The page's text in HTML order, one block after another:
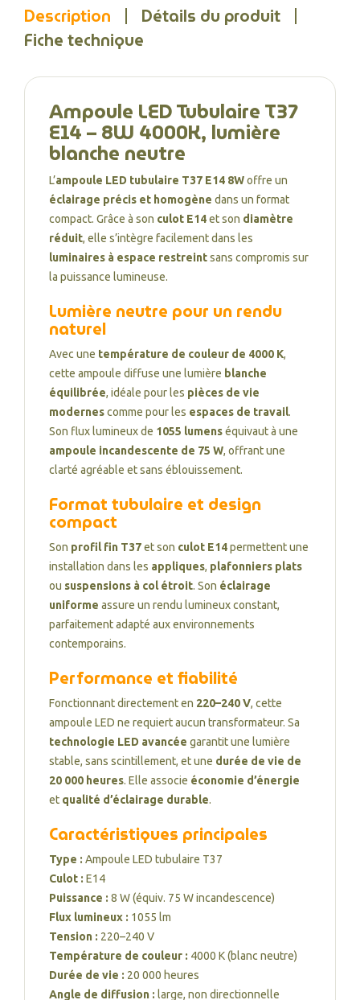
Description
Détails du produit
Fiche technique
Ampoule LED Tubulaire T37
E14 – 8W 4000K, lumière
blanche neutre
L’ampoule LED tubulaire T37 E14 8Woffre un
éclairage précis et homogène dans un format
compact. Grâce à son culot E14et son diamètre
réduit, elle s’intègre facilement dans les
luminaires à espace restreintsans compromis sur
la puissance lumineuse.
Lumière neutre pour un rendu
naturel
Avec une température de couleur de 4000 K,
cette ampoule diffuse une lumière blanche
équilibrée, idéale pour les pièces de vie
modernescomme pour les espaces de travail.
Son flux lumineux de 1055 lumenséquivaut à une
ampoule incandescente de 75 W, offrant une
clarté agréable et sans éblouissement.
Format tubulaire et design
compact
Son profil fin T37et son culot E14permettent une
installation dans les appliques, plafonniers plats
ou suspensions à col étroit. Son éclairage
uniforme assure un rendu lumineux constant,
parfaitement adapté aux environnements
contemporains.
Performance et fiabilité
Fonctionnant directement en 220–240 V, cette
ampoule LED ne requiert aucun transformateur. Sa
technologie LED avancée garantit une lumière
stable, sans scintillement, et une durée de vie de
20 000 heures. Elle associe économie d’énergie
et qualité d’éclairage durable.
Caractéristiques principales
Type : Ampoule LED tubulaire T37
Culot : E14
Puissance : 8 W (équiv. 75 W incandescence)
Flux lumineux : 1055 lm
Tension : 220–240 V
Température de couleur : 4000 K (blanc neutre)
Durée de vie : 20 000 heures
Angle de diffusion : large, non directionnelle